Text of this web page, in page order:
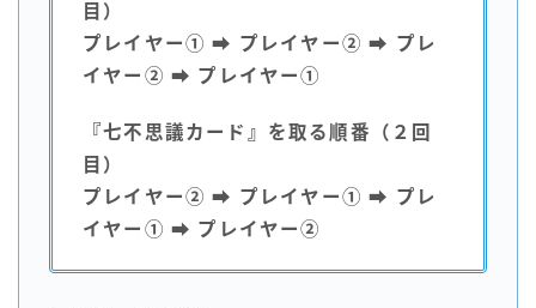
目）
プレイヤー① ➡ プレイヤー② ➡ プレ
イヤー② ➡ プレイヤー①
『七不思議カード』を取る順番（２回
目）
プレイヤー② ➡ プレイヤー① ➡ プレ
イヤー① ➡ プレイヤー②